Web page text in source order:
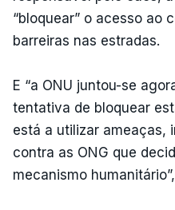
“bloquear” o acesso ao
barreiras nas estradas.
E “a ONU juntou-se
tentativa de bloquear
está a utilizar ameaças,
contra as ONG que
mecanismo